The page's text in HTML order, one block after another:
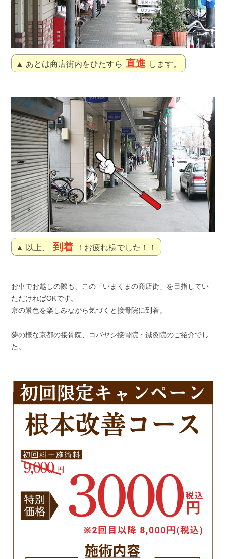
▲ あとは商店街内をひたすら 直進 します。
▲ 以上、 到着 ！お疲れ様でした！！
お車でお越しの際も、この「いまくまの商店街」を目指してい
ただければOKです。
京の景色を楽しみながら気づくと接骨院に到着。
夢の様な京都の接骨院、コバヤシ接骨院・鍼灸院のご紹介でし
た。